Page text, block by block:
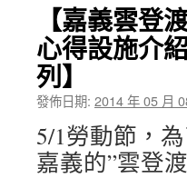
【嘉義雲登
心得設施介
列】
發佈日期: 2014 年 05 月
5/1勞動節，
嘉義的”雲登